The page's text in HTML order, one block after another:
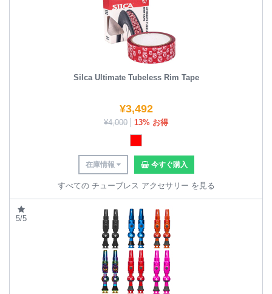
Silca Ultimate Tubeless Rim Tape
¥3,492
¥4,000 13% お得
在庫情報 今すぐ購入
すべての チューブレス アクセサリー を見る
5/5